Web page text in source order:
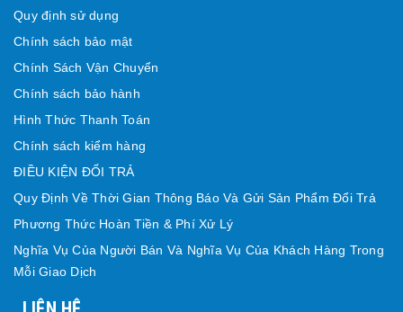
Quy định sử dụng
Chính sách bảo mật
Chính Sách Vận Chuyển
Chính sách bảo hành
Hình Thức Thanh Toán
Chính sách kiểm hàng
ĐIỀU KIỆN ĐỔI TRẢ
Quy Định Về Thời Gian Thông Báo Và Gửi Sản Phẩm Đổi Trả
Phương Thức Hoàn Tiền & Phí Xử Lý
Nghĩa Vụ Của Người Bán Và Nghĩa Vụ Của Khách Hàng Trong
Mỗi Giao Dịch